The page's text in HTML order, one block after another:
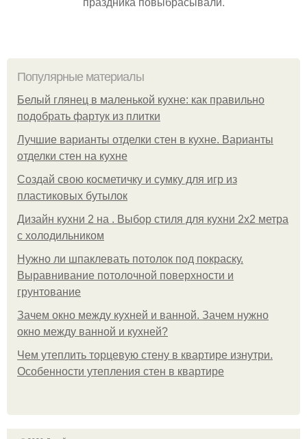
Популярные материалы
Белый глянец в маленькой кухне: как правильно
подобрать фартук из плитки
Лучшие варианты отделки стен в кухне. Варианты
отделки стен на кухне
Создай свою косметичку и сумку для игр из
пластиковых бутылок
Дизайн кухни 2 на . Выбор стиля для кухни 2х2 метра
с холодильником
Нужно ли шпаклевать потолок под покраску.
Выравнивание потолочной поверхности и
грунтование
Зачем окно между кухней и ванной. Зачем нужно
окно между ванной и кухней?
Чем утеплить торцевую стену в квартире изнутри.
Особенности утепления стен в квартире